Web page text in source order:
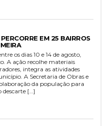
EM 25 BAIRROS
os dias 10 e 14 de agosto,
A ação recolhe materiais
integra as atividades
A Secretaria de Obras e
da população para
descarte […]